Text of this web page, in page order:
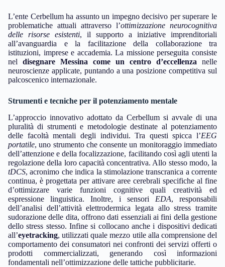
L’ente Cerbellum ha assunto un impegno decisivo per superare le
problematiche attuali attraverso l’ottimizzazione neurocognitiva
delle risorse esistenti, il supporto a iniziative imprenditoriali
all’avanguardia e la facilitazione della collaborazione tra
istituzioni, imprese e accademia. La missione perseguita consiste
nel disegnare Messina come un centro d’eccellenza nelle
neuroscienze applicate, puntando a una posizione competitiva sul
palcoscenico internazionale.
Strumenti e tecniche per il potenziamento mentale
L’approccio innovativo adottato da Cerbellum si avvale di una
pluralità di strumenti e metodologie destinate al potenziamento
delle facoltà mentali degli individui. Tra questi spicca l’EEG
portatile, uno strumento che consente un monitoraggio immediato
dell’attenzione e della focalizzazione, facilitando così agli utenti la
regolazione della loro capacità concentrativa. Allo stesso modo, la
tDCS, acronimo che indica la stimolazione transcranica a corrente
continua, è progettata per attivare aree cerebrali specifiche al fine
d’ottimizzare varie funzioni cognitive quali creatività ed
espressione linguistica. Inoltre, i sensori EDA, responsabili
dell’analisi dell’attività elettrodermica legata allo stress tramite
sudorazione delle dita, offrono dati essenziali ai fini della gestione
dello stress stesso. Infine si collocano anche i dispositivi dedicati
all’eyetracking, utilizzati quale mezzo utile alla comprensione del
comportamento dei consumatori nei confronti dei servizi offerti o
prodotti commercializzati, generando così informazioni
fondamentali nell’ottimizzazione delle tattiche pubblicitarie.